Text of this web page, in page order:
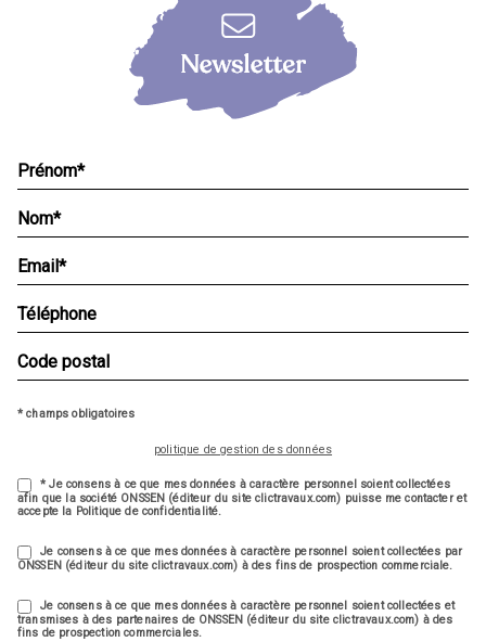
* champs obligatoires
politique de gestion des données
* Je consens à ce que mes données à caractère personnel soient collectées
afin que la société ONSSEN (éditeur du site clictravaux.com) puisse me contacter et
accepte la Politique de confidentialité.
Je consens à ce que mes données à caractère personnel soient collectées par
ONSSEN (éditeur du site clictravaux.com) à des fins de prospection commerciale.
Je consens à ce que mes données à caractère personnel soient collectées et
transmises à des partenaires de ONSSEN (éditeur du site clictravaux.com) à des
fins de prospection commerciales.